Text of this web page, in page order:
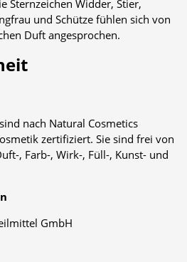
Sternzeichen Widder, Stier,
und Schütze fühlen sich von
Duft angesprochen.
nach Natural Cosmetics
zertifiziert. Sie sind frei von
, Farb-, Wirk-, Füll-, Kunst- und
GmbH